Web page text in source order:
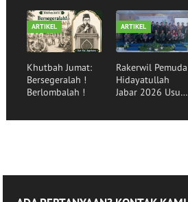
Mewujudkan
Generasi Qurani
Hidayatullah
Garut
ARTIKEL
Khutbah Jumat:
Bersegeralah !
Berlombalah !
ARTIKEL
Rakerwil Pemuda
Hidayatullah
Jabar 2026 Usung